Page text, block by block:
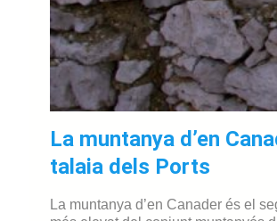
La muntanya d’en
talaia dels Ports
La muntanya d’en Canader és el